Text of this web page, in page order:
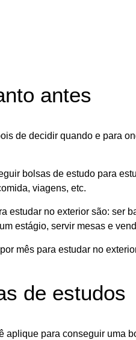
antes
de decidir quando e para
bolsas de estudo para
viagens, etc.
estudar no exterior são: ser
estágio, servir mesas e
mês para estudar no
de estudos
para conseguir uma